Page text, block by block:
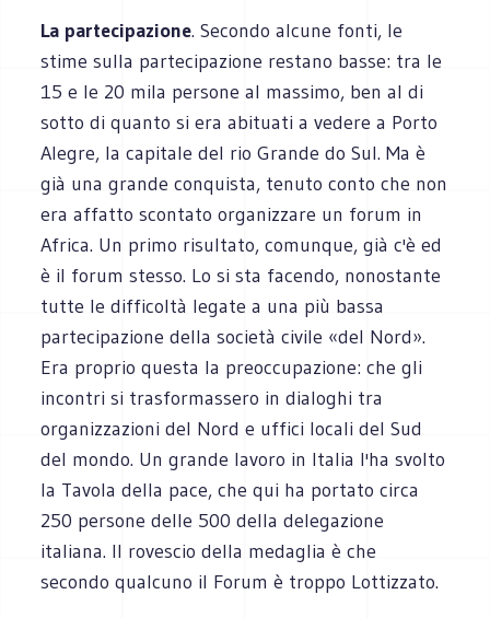
La partecipazione. Secondo alcune fonti, le
stime sulla partecipazione restano basse: tra le
15 e le 20 mila persone al massimo, ben al di
sotto di quanto si era abituati a vedere a Porto
Alegre, la capitale del rio Grande do Sul. Ma è
già una grande conquista, tenuto conto che non
era affatto scontato organizzare un forum in
Africa. Un primo risultato, comunque, già c'è ed
è il forum stesso. Lo si sta facendo, nonostante
tutte le difficoltà legate a una più bassa
partecipazione della società civile «del Nord».
Era proprio questa la preoccupazione: che gli
incontri si trasformassero in dialoghi tra
organizzazioni del Nord e uffici locali del Sud
del mondo. Un grande lavoro in Italia l'ha svolto
la Tavola della pace, che qui ha portato circa
250 persone delle 500 della delegazione
italiana. Il rovescio della medaglia è che
secondo qualcuno il Forum è troppo Lottizzato.